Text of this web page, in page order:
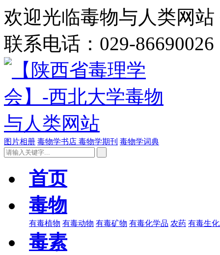
欢迎光临毒物与人类网
联系电话：029-86690026
图片相册 毒物学书店 毒物学期刊 毒物学词典
首页
毒物
有毒植物 有毒动物 有毒矿物 有毒化学品 农药 有毒生
毒素